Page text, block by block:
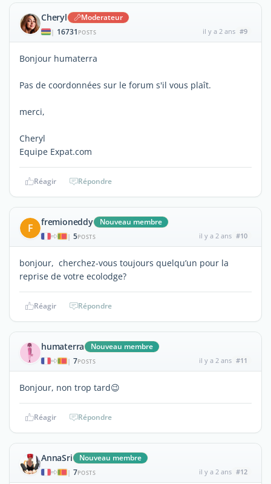
Cheryl Moderateur
| 16731 POSTS il y a 2 ans #9
Bonjour humaterra
Pas de coordonnées sur le forum s'il vous plaît.
merci,
Cheryl
Equipe Expat.com
Réagir Répondre
F fremioneddy Nouveau membre
| 5POSTS il y a 2 ans #10
bonjour, cherchez-vous toujours quelqu’un pour la
reprise de votre ecolodge?
Réagir Répondre
humaterra Nouveau membre
| 7POSTS il y a 2 ans #11
Bonjour, non trop tard😉
Réagir Répondre
AnnaSri Nouveau membre
| 7POSTS il y a 2 ans #12